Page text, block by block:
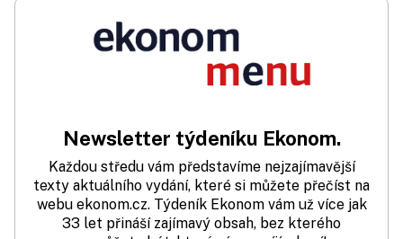
Newsletter týdeníku Ekonom.
Každou středu vám představíme nejzajímavější
texty aktuálního vydání, které si můžete přečíst na
webu ekonom.cz. Týdeník Ekonom vám už více jak
33 let přináší zajímavý obsah, bez kterého